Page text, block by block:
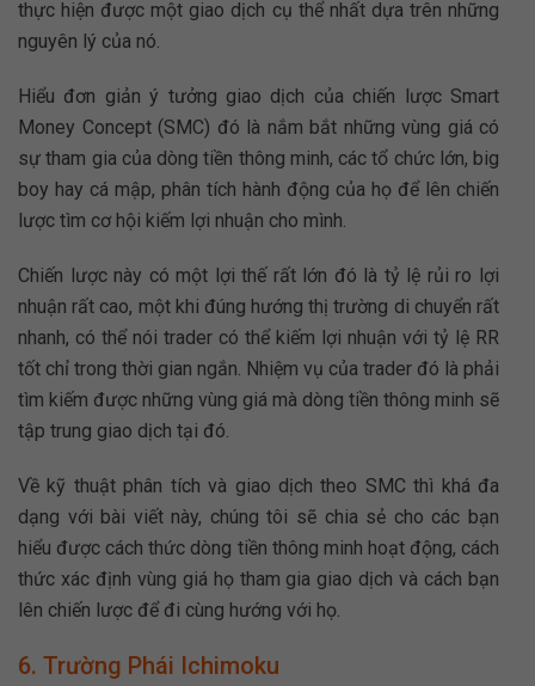
thực hiện được một giao dịch cụ thể nhất dựa trên những
nguyên lý của nó.
Hiểu đơn giản ý tưởng giao dịch của chiến lược Smart
Money Concept (SMC) đó là nắm bắt những vùng giá có
sự tham gia của dòng tiền thông minh, các tổ chức lớn, big
boy hay cá mập, phân tích hành động của họ để lên chiến
lược tìm cơ hội kiếm lợi nhuận cho mình.
Chiến lược này có một lợi thế rất lớn đó là tỷ lệ rủi ro lợi
nhuận rất cao, một khi đúng hướng thị trường di chuyển rất
nhanh, có thể nói trader có thể kiếm lợi nhuận với tỷ lệ RR
tốt chỉ trong thời gian ngắn. Nhiệm vụ của trader đó là phải
tìm kiếm được những vùng giá mà dòng tiền thông minh sẽ
tập trung giao dịch tại đó.
Về kỹ thuật phân tích và giao dịch theo SMC thì khá đa
dạng với bài viết này, chúng tôi sẽ chia sẻ cho các bạn
hiểu được cách thức dòng tiền thông minh hoạt động, cách
thức xác định vùng giá họ tham gia giao dịch và cách bạn
lên chiến lược để đi cùng hướng với họ.
6. Trường Phái Ichimoku